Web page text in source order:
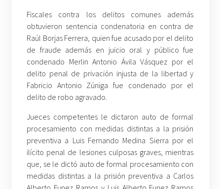
Fiscales contra los delitos comunes además
obtuvieron sentencia condenatoria en contra de
Raúl Borjas Ferrera, quien fue acusado por el delito
de fraude además en juicio oral y público fue
condenado Merlin Antonio Ávila Vásquez por el
delito penal de privación injusta de la libertad y
Fabricio Antonio Zúniga fue condenado por el
delito de robo agravado.
Jueces competentes le dictaron auto de formal
procesamiento con medidas distintas a la prisión
preventiva a Luis Fernando Medina Sierra por el
ilícito penal de lesiones culposas graves, mientras
que, se le dictó auto de formal procesamiento con
medidas distintas a la prisión preventiva a Carlos